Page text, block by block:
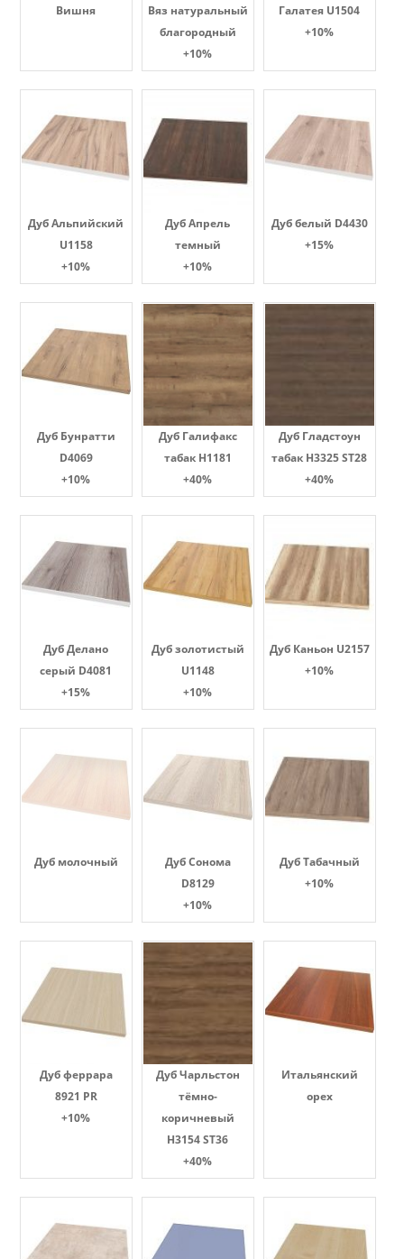
Вишня
Вяз натуральный
благородный
+10%
Галатея U1504
+10%
Дуб Альпийский
U1158
+10%
Дуб Апрель
темный
+10%
Дуб белый D4430
+15%
Дуб Бунратти
D4069
+10%
Дуб Галифакс
табак Н1181
+40%
Дуб Гладстоун
табак H3325 ST28
+40%
Дуб Делано
серый D4081
+15%
Дуб золотистый
U1148
+10%
Дуб Каньон U2157
+10%
Дуб молочный
Дуб Сонома
D8129
+10%
Дуб Табачный
+10%
Дуб феррара
8921 PR
+10%
Дуб Чарльстон
тёмно-
коричневый
H3154 ST36
+40%
Итальянский
орех